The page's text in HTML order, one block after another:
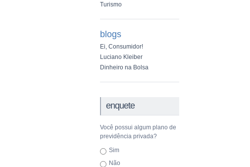
Turismo
blogs
Ei, Consumidor!
Luciano Kleiber
Dinheiro na Bolsa
enquete
Você possui algum plano de
previdência privada?
Sim
Não